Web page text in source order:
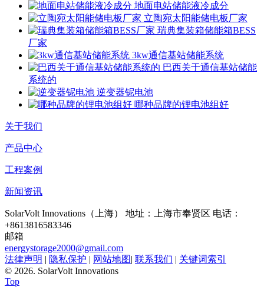
地面电站储能液冷成分
立陶宛太阳能储电板厂家
瑞典集装箱储能箱BESS
厂家
3kw通信基站储能系统
巴西关于通信基站储能
系统的
逆变器铌电池
哪种品牌的锂电池组好
关于我们
产品中心
工程案例
新闻资讯
SolarVolt Innovations（上海） 地址：上海市奉贤区 电话：
+8613816583346
邮箱
energystorage2000@gmail.com
法律声明 | 隐私保护 | 网站地图| 联系我们 | 关键词索引
© 2026. SolarVolt Innovations
Top